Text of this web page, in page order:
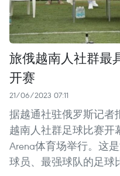
旅俄越南人社群最
开赛
21/06/2023 07:11
据越通社驻俄罗斯记者
越南人社群足球比赛开
Arena体育场举行。这
球员、最强球队的足球